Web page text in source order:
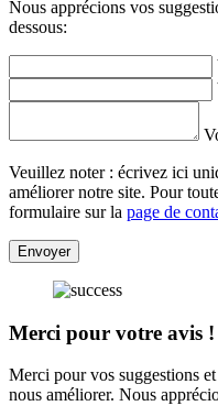
Nous apprécions vos
dessous:
Veuillez noter : écrivez ici
améliorer notre site. Pour
formulaire sur la page de
Envoyer
Merci pour votre avis !
Merci pour vos suggestions
nous améliorer. Nous